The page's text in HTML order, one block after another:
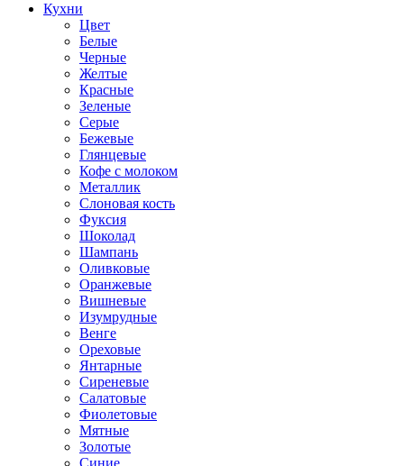
Кухни
Цвет
Белые
Черные
Желтые
Красные
Зеленые
Серые
Бежевые
Глянцевые
Кофе с молоком
Металлик
Слоновая кость
Фуксия
Шоколад
Шампань
Оливковые
Оранжевые
Вишневые
Изумрудные
Венге
Ореховые
Янтарные
Сиреневые
Салатовые
Фиолетовые
Мятные
Золотые
Синие